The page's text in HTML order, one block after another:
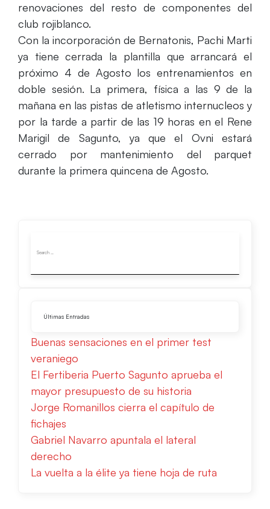
renovaciones del resto de componentes del
club rojiblanco.
Con la incorporación de Bernatonis, Pachi Marti
ya tiene cerrada la plantilla que arrancará el
próximo 4 de Agosto los entrenamientos en
doble sesión. La primera, física a las 9 de la
mañana en las pistas de atletismo internucleos y
por la tarde a partir de las 19 horas en el Rene
Marigil de Sagunto, ya que el Ovni estará
cerrado por mantenimiento del parquet
durante la primera quincena de Agosto.
Últimas Entradas
Buenas sensaciones en el primer test
veraniego
El Fertiberia Puerto Sagunto aprueba el
mayor presupuesto de su historia
Jorge Romanillos cierra el capítulo de
fichajes
Gabriel Navarro apuntala el lateral
derecho
La vuelta a la élite ya tiene hoja de ruta